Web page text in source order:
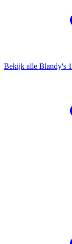
Bekijk alle Blandy's